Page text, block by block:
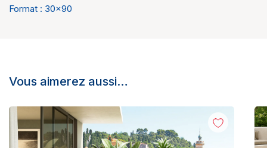
Format : 30×90
Univers
Vous aimerez aussi…